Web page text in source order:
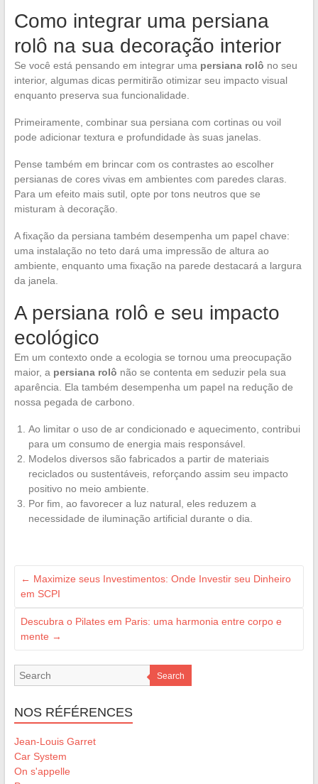
Como integrar uma persiana
rolô na sua decoração interior
Se você está pensando em integrar uma persiana rolô no seu
interior, algumas dicas permitirão otimizar seu impacto visual
enquanto preserva sua funcionalidade.
Primeiramente, combinar sua persiana com cortinas ou voil
pode adicionar textura e profundidade às suas janelas.
Pense também em brincar com os contrastes ao escolher
persianas de cores vivas em ambientes com paredes claras.
Para um efeito mais sutil, opte por tons neutros que se
misturam à decoração.
A fixação da persiana também desempenha um papel chave:
uma instalação no teto dará uma impressão de altura ao
ambiente, enquanto uma fixação na parede destacará a largura
da janela.
A persiana rolô e seu impacto
ecológico
Em um contexto onde a ecologia se tornou uma preocupação
maior, a persiana rolô não se contenta em seduzir pela sua
aparência. Ela também desempenha um papel na redução de
nossa pegada de carbono.
Ao limitar o uso de ar condicionado e aquecimento, contribui
para um consumo de energia mais responsável.
Modelos diversos são fabricados a partir de materiais
reciclados ou sustentáveis, reforçando assim seu impacto
positivo no meio ambiente.
Por fim, ao favorecer a luz natural, eles reduzem a
necessidade de iluminação artificial durante o dia.
← Maximize seus Investimentos: Onde Investir seu Dinheiro
em SCPI
Descubra o Pilates em Paris: uma harmonia entre corpo e
mente →
Search
NOS RÉFÉRENCES
Jean-Louis Garret
Car System
On s'appelle